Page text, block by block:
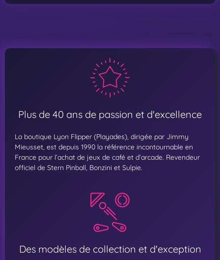
Plus de 40 ans de passion et d'excellence
La boutique Lyon Flipper (Playades), dirigée par Jimmy
Mieusset, est depuis 1990 la référence incontournable en
France pour l’achat de jeux de café et d’arcade. Revendeur
officiel de Stern Pinball, Bonzini et Sulpie.
Des modèles de collection et d'exception